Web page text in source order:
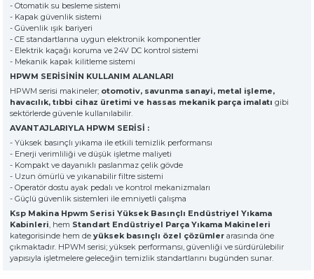
- Otomatik su besleme sistemi
- Kapak güvenlik sistemi
- Güvenlik ışık bariyeri
- CE standartlarına uygun elektronik komponentler
- Elektrik kaçağı koruma ve 24V DC kontrol sistemi
- Mekanik kapak kilitleme sistemi
HPWM SERİSİNİN KULLANIM ALANLARI
HPWM serisi makineler; otomotiv, savunma sanayi, metal işleme,
havacılık, tıbbi cihaz üretimi ve hassas mekanik parça imalatı gibi
sektörlerde güvenle kullanılabilir.
AVANTAJLARIYLA HPWM SERİSİ :
- Yüksek basınçlı yıkama ile etkili temizlik performansı
- Enerji verimliliği ve düşük işletme maliyeti
- Kompakt ve dayanıklı paslanmaz çelik gövde
- Uzun ömürlü ve yıkanabilir filtre sistemi
- Operatör dostu ayak pedalı ve kontrol mekanizmaları
- Güçlü güvenlik sistemleri ile emniyetli çalışma
Ksp Makina Hpwm Serisi Yüksek Basınçlı Endüstriyel Yıkama
Kabinleri, hem Standart Endüstriyel Parça Yıkama Makineleri
kategorisinde hem deyüksek basınçlı özel çözümler arasında öne
çıkmaktadır. HPWM serisi; yüksek performansı, güvenliği ve sürdürülebilir
yapısıyla işletmelere geleceğin temizlik standartlarını bugünden sunar.